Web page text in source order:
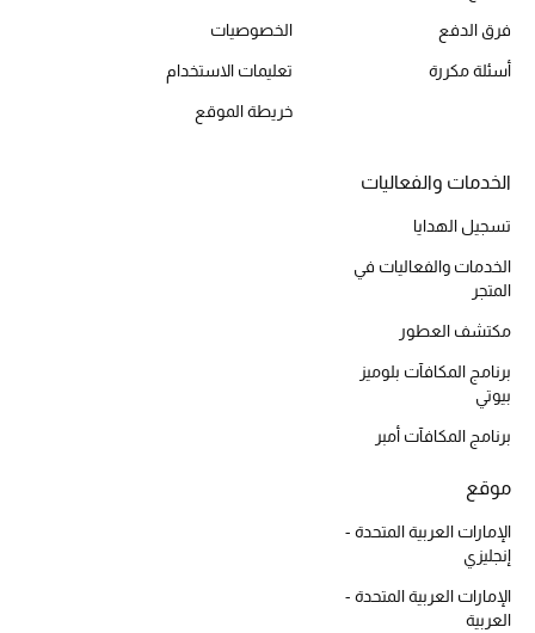
بطاقة الهدايا الإلكترونية
هدايا حسب المرسل إليه
هدايا حسب المناسبة
النساء
فرق الدفع
أسئلة مكررة
الخصوصيات
تعليمات الاستخدام
خريطة الموقع
الخدمات والفعاليات
تسجيل الهدايا
الخدمات والفعاليات في
المتجر
مكتشف العطور
برنامج المكافآت بلوميز
بيوتي
برنامج المكافآت أمبر
موقع
الإمارات العربية المتحدة -
إنجليزي
الإمارات العربية المتحدة -
العربية